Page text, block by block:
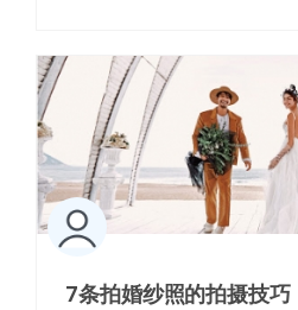
7条拍婚纱照的拍摄技巧